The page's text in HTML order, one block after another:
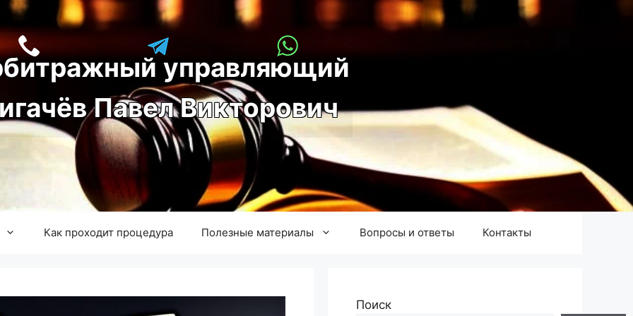
управляющий
игачёв Павел Викторович
Как проходит процедура Полезные материалы Вопросы и ответы Контакты
Поиск